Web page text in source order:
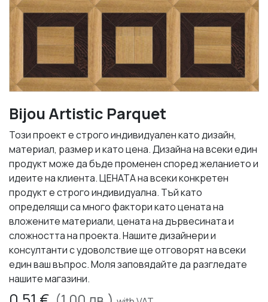
Bijou Artistic Parquet
Този проект е строго индивидуален като дизайн,
материал, размер и като цена. Дизайна на всеки един
продукт може да бъде променен според желанието и
идеите на клиента. ЦЕНАТА на всеки конкретен
продукт е строго индивидуална. Тъй като
определящи са много фактори като цената на
вложените материали, цената на дървесината и
сложността на проекта. Нашите дизайнери и
консултанти с удоволствие ще отговорят на всеки
един ваш въпрос. Моля заповядайте да разгледате
нашите магазини.